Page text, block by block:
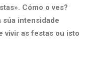
Cómo o ves?
súa intensidade
vivir as festas ou isto